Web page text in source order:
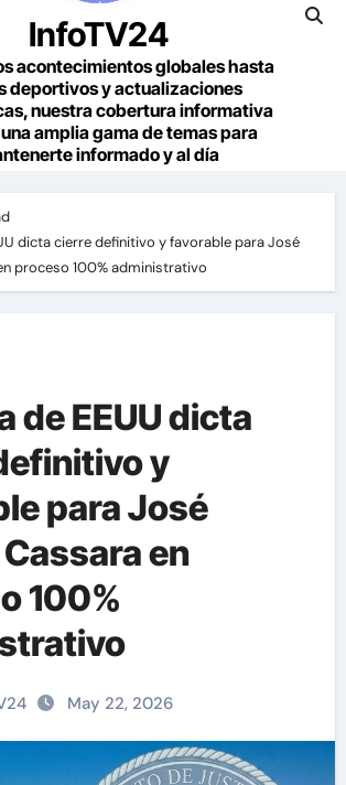
InfoTV24
acontecimientos globales hasta
deportivos y actualizaciones
nuestra cobertura informativa
amplia gama de temas para
informado y al día
dicta cierre definitivo y favorable para José
proceso 100% administrativo
de EEUU dicta
y
para José
en
100%
May 22, 2026